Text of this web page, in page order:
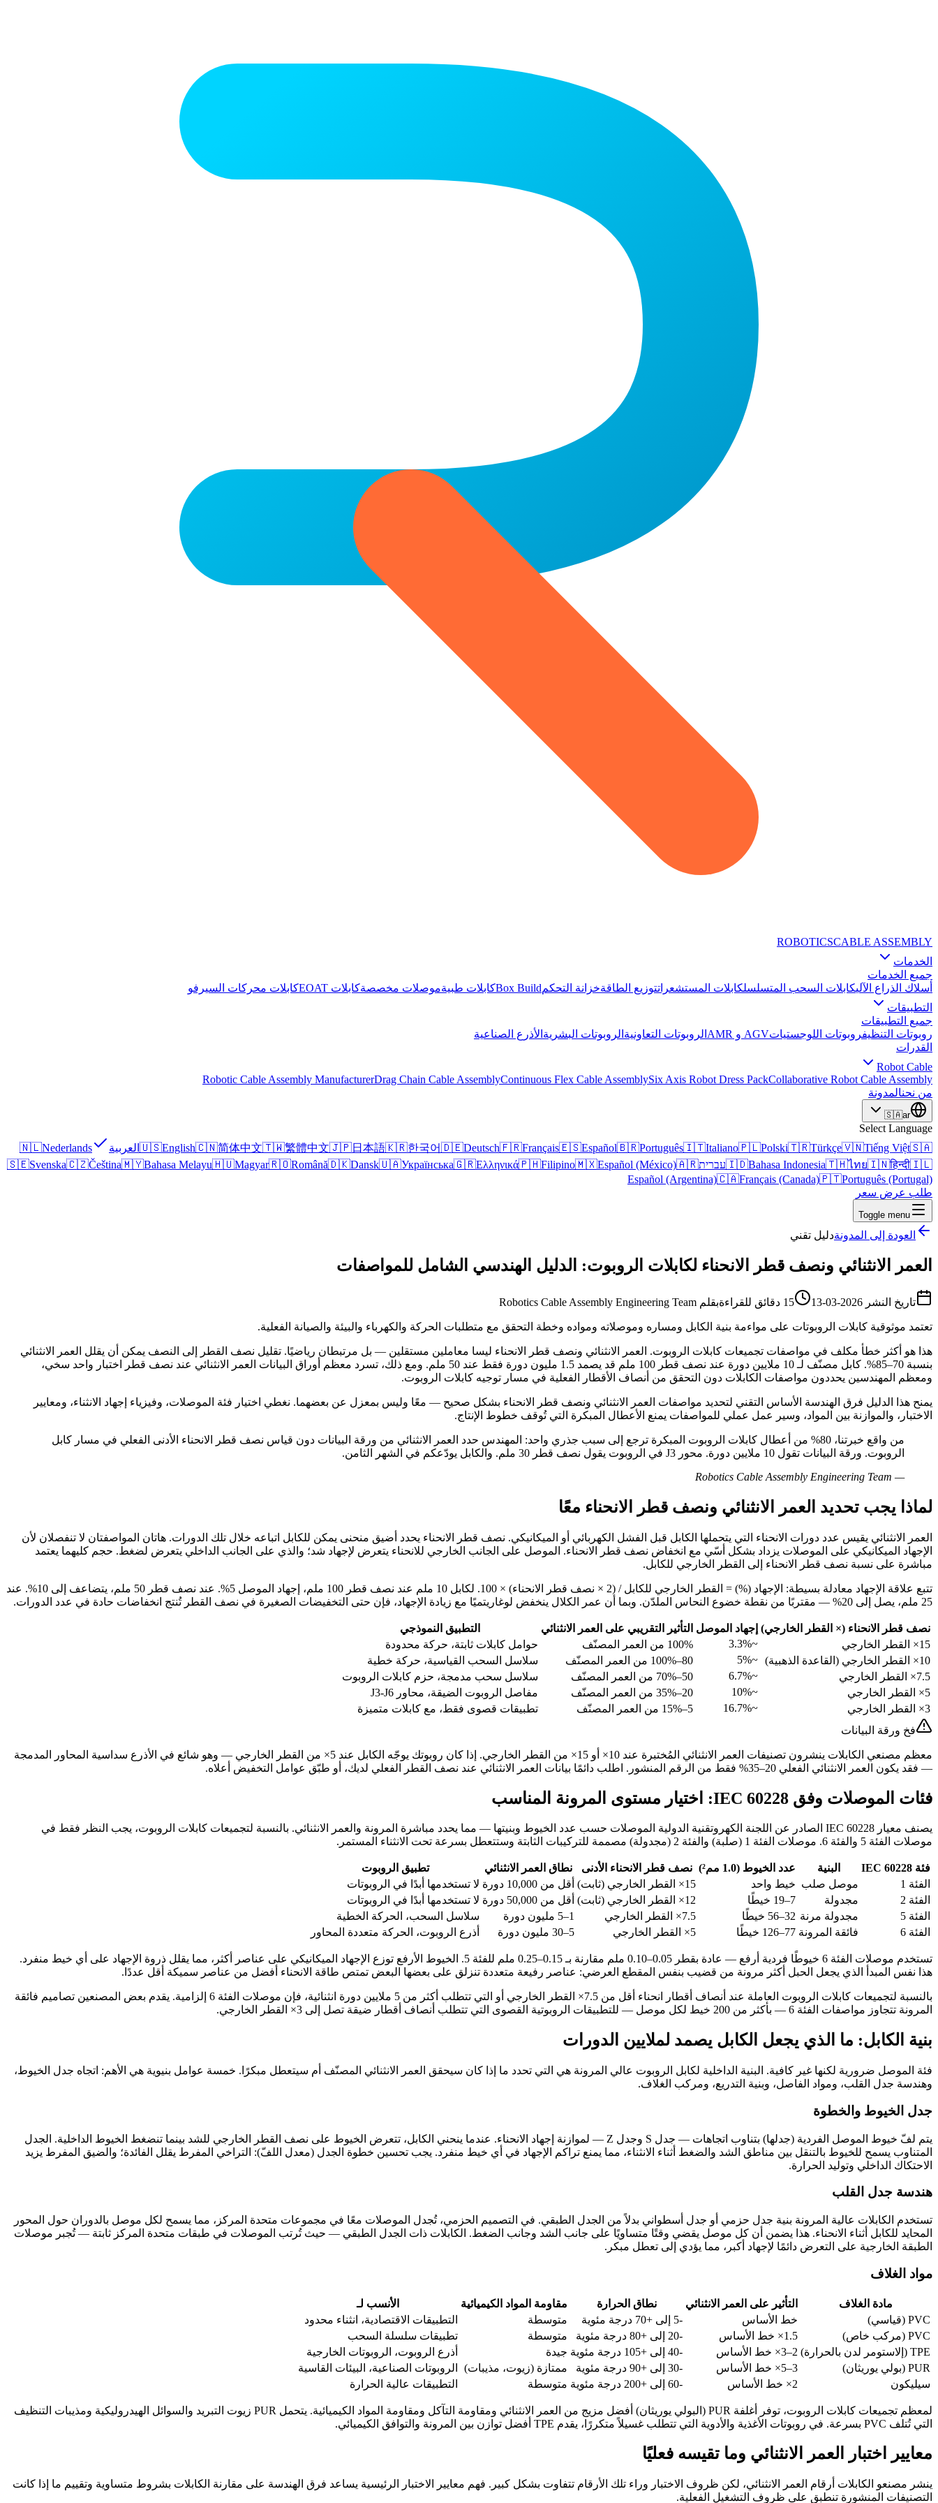
ROBOTICSCABLE ASSEMBLY
الخدمات
جميع الخدمات
أسلاك الذراع الآليكابلات السحب المتسلسلكابلات المستشعراتتوزيع الطاقةخزانة التحكمBox Buildكابلات طبيةموصلات مخصصةكابلات EOAT
كابلات محركات السيرفو
التطبيقات
جميع التطبيقات
روبوتات التنظيفروبوتات اللوجستياتAGV و AMR الروبوتات التعاونية الروبوتات البشرية الأذرع الصناعية
القدرات
Robot Cable
Robotic Cable Assembly ManufacturerDrag Chain Cable AssemblyContinuous Flex Cable AssemblySix Axis Robot Dress PackCollaborative Robot Cable Assembly
من نحنالمدونة
🇸🇦ar
Select Language
🇺🇸English🇨🇳简体中文🇹🇼繁體中文🇯🇵日本語🇰🇷한국어🇩🇪Deutsch🇫🇷Français🇪🇸Español🇧🇷Português🇮🇹Italiano🇵🇱Polski🇹🇷Türkçe🇻🇳Tiếng Việt🇸🇦 العربية 🇳🇱Nederlands
🇮🇩Bahasa Indonesia🇹🇭ไทย🇮🇳हिन्दी🇮🇱 עברית 🇸🇪Svenska🇨🇿Čeština🇲🇾Bahasa Melayu🇭🇺Magyar🇷🇴Română🇩🇰Dansk🇺🇦Українська🇬🇷Ελληνικά🇵🇭Filipino🇲🇽Español (México)🇦🇷
Español (Argentina)🇨🇦Français (Canada)🇵🇹Português (Portugal)
طلب عرض سعر
Toggle menu
العودة إلى المدونةدليل تقني
العمر الانثنائي ونصف قطر الانحناء لكابلات الروبوت: الدليل الهندسي الشامل للمواصفات
تاريخ النشر 2026-03-13 15 دقائق للقراءة بقلم Robotics Cable Assembly Engineering Team
تعتمد موثوقية كابلات الروبوتات على مواءمة بنية الكابل ومساره وموصلاته ومواده وخطة التحقق مع متطلبات الحركة والكهرباء والبيئة والصيانة الفعلية.
هذا هو أكثر خطأ مكلف في مواصفات تجميعات كابلات الروبوت. العمر الانثنائي ونصف قطر الانحناء ليسا معاملين مستقلين — بل مرتبطان رياضيًا. تقليل نصف القطر إلى النصف يمكن أن يقلل العمر الانثنائي
بنسبة 70–85%. كابل مصنّف لـ 10 ملايين دورة عند نصف قطر 100 ملم قد يصمد 1.5 مليون دورة فقط عند 50 ملم. ومع ذلك، تسرد معظم أوراق البيانات العمر الانثنائي عند نصف قطر اختبار واحد سخي،
ومعظم المهندسين يحددون مواصفات الكابلات دون التحقق من أنصاف الأقطار الفعلية في مسار توجيه كابلات الروبوت.
يمنح هذا الدليل فرق الهندسة الأساس التقني لتحديد مواصفات العمر الانثنائي ونصف قطر الانحناء بشكل صحيح — معًا وليس بمعزل عن بعضهما. نغطي اختيار فئة الموصلات، وفيزياء إجهاد الانثناء، ومعايير
الاختبار، والموازنة بين المواد، وسير عمل عملي للمواصفات يمنع الأعطال المبكرة التي تُوقف خطوط الإنتاج.
من واقع خبرتنا، 80% من أعطال كابلات الروبوت المبكرة ترجع إلى سبب جذري واحد: المهندس حدد العمر الانثنائي من ورقة البيانات دون قياس نصف قطر الانحناء الأدنى الفعلي في مسار كابل
الروبوت. ورقة البيانات تقول 10 ملايين دورة. محور J3 في الروبوت يقول نصف قطر 30 ملم. والكابل يودّعكم في الشهر الثامن.
—
Robotics Cable Assembly Engineering Team
لماذا يجب تحديد العمر الانثنائي ونصف قطر الانحناء معًا
العمر الانثنائي يقيس عدد دورات الانحناء التي يتحملها الكابل قبل الفشل الكهربائي أو الميكانيكي. نصف قطر الانحناء يحدد أضيق منحنى يمكن للكابل اتباعه خلال تلك الدورات. هاتان المواصفتان لا تنفصلان لأن
الإجهاد الميكانيكي على الموصلات يزداد بشكل أسّي مع انخفاض نصف قطر الانحناء. الموصل على الجانب الخارجي للانحناء يتعرض لإجهاد شد؛ والذي على الجانب الداخلي يتعرض لضغط. حجم كليهما يعتمد
مباشرة على نسبة نصف قطر الانحناء إلى القطر الخارجي للكابل.
تتبع علاقة الإجهاد معادلة بسيطة: الإجهاد (%) = القطر الخارجي للكابل / (2 × نصف قطر الانحناء) × 100. لكابل 10 ملم عند نصف قطر 100 ملم، إجهاد الموصل 5%. عند نصف قطر 50 ملم، يتضاعف إلى 10%. عند
25 ملم، يصل إلى 20% — مقتربًا من نقطة خضوع النحاس الملدّن. وبما أن عمر الكلال ينخفض لوغاريتميًا مع زيادة الإجهاد، فإن حتى التخفيضات الصغيرة في نصف القطر تُنتج انخفاضات حادة في عدد الدورات.
نصف قطر الانحناء (× القطر الخارجي) إجهاد الموصل التأثير التقريبي على العمر الانثنائي
التطبيق النموذجي
15× القطر الخارجي
~3.3% 100% من العمر المصنّف
حوامل كابلات ثابتة، حركة محدودة
10× القطر الخارجي (القاعدة الذهبية)
~5% 80–100% من العمر المصنّف
سلاسل السحب القياسية، حركة خطية
7.5× القطر الخارجي
~6.7% 50–70% من العمر المصنّف
سلاسل سحب مدمجة، حزم كابلات الروبوت
5× القطر الخارجي
~10% 20–35% من العمر المصنّف
مفاصل الروبوت الضيقة، محاور J3-J6
3× القطر الخارجي
~16.7% 5–15% من العمر المصنّف
تطبيقات قصوى فقط، مع كابلات متميزة
فخ ورقة البيانات
معظم مصنعي الكابلات ينشرون تصنيفات العمر الانثنائي المُختبرة عند 10× أو 15× من القطر الخارجي. إذا كان روبوتك يوجّه الكابل عند 5× من القطر الخارجي — وهو شائع في الأذرع سداسية المحاور المدمجة
— فقد يكون العمر الانثنائي الفعلي 20–35% فقط من الرقم المنشور. اطلب دائمًا بيانات العمر الانثنائي عند نصف القطر الفعلي لديك، أو طبّق عوامل التخفيض أعلاه.
فئات الموصلات وفق IEC 60228: اختيار مستوى المرونة المناسب
يصنف معيار IEC 60228 الصادر عن اللجنة الكهروتقنية الدولية الموصلات حسب عدد الخيوط وبنيتها — مما يحدد مباشرة المرونة والعمر الانثنائي. بالنسبة لتجميعات كابلات الروبوت، يجب النظر فقط في
موصلات الفئة 5 والفئة 6. موصلات الفئة 1 (صلبة) والفئة 2 (مجدولة) مصممة للتركيبات الثابتة وستتعطل بسرعة تحت الانثناء المستمر.
فئة IEC 60228 البنية عدد الخيوط (1.0 مم²) نصف قطر الانحناء الأدنى نطاق العمر الانثنائي
تطبيق الروبوت
الفئة 1
موصل صلب خيط واحد 15× القطر الخارجي (ثابت) أقل من 10,000 دورة
لا تستخدمها أبدًا في الروبوتات
الفئة 2
مجدولة 7–19 خيطًا 12× القطر الخارجي (ثابت) أقل من 50,000 دورة
لا تستخدمها أبدًا في الروبوتات
الفئة 5
مجدولة مرنة 32–56 خيطًا 7.5× القطر الخارجي 1–5 مليون دورة
سلاسل السحب، الحركة الخطية
الفئة 6
فائقة المرونة 77–126 خيطًا 5× القطر الخارجي 5–30 مليون دورة أذرع الروبوت، الحركة متعددة المحاور
تستخدم موصلات الفئة 6 خيوطًا فردية أرفع — عادة بقطر 0.05–0.10 ملم مقارنة بـ 0.15–0.25 ملم للفئة 5. الخيوط الأرفع توزع الإجهاد الميكانيكي على عناصر أكثر، مما يقلل ذروة الإجهاد على أي خيط منفرد.
هذا نفس المبدأ الذي يجعل الحبل أكثر مرونة من قضيب بنفس المقطع العرضي: عناصر رفيعة متعددة تنزلق على بعضها البعض تمتص طاقة الانحناء أفضل من عناصر سميكة أقل عددًا.
بالنسبة لتجميعات كابلات الروبوت العاملة عند أنصاف أقطار انحناء أقل من 7.5× القطر الخارجي أو التي تتطلب أكثر من 5 ملايين دورة انثنائية، فإن موصلات الفئة 6 إلزامية. يقدم بعض المصنعين تصاميم فائقة
المرونة تتجاوز مواصفات الفئة 6 — بأكثر من 200 خيط لكل موصل — للتطبيقات الروبوتية القصوى التي تتطلب أنصاف أقطار ضيقة تصل إلى 3× القطر الخارجي.
بنية الكابل: ما الذي يجعل الكابل يصمد لملايين الدورات
فئة الموصل ضرورية لكنها غير كافية. البنية الداخلية لكابل الروبوت عالي المرونة هي التي تحدد ما إذا كان سيحقق العمر الانثنائي المصنّف أم سيتعطل مبكرًا. خمسة عوامل بنيوية هي الأهم: اتجاه جدل الخيوط،
وهندسة جدل القلب، ومواد الفاصل، وبنية التدريع، ومركب الغلاف.
جدل الخيوط والخطوة
يتم لفّ خيوط الموصل الفردية (جدلها) بتناوب اتجاهات — جدل S وجدل Z — لموازنة إجهاد الانحناء. عندما ينحني الكابل، تتعرض الخيوط على نصف القطر الخارجي للشد بينما تنضغط الخيوط الداخلية. الجدل
المتناوب يسمح للخيوط بالتنقل بين مناطق الشد والضغط أثناء الانثناء، مما يمنع تراكم الإجهاد في أي خيط منفرد. يجب تحسين خطوة الجدل (معدل اللفّ): التراخي المفرط يقلل الفائدة؛ والضيق المفرط يزيد
الاحتكاك الداخلي وتوليد الحرارة.
هندسة جدل القلب
تستخدم الكابلات عالية المرونة بنية جدل حزمي أو جدل أسطواني بدلاً من الجدل الطبقي. في التصميم الحزمي، تُجدل الموصلات معًا في مجموعات متحدة المركز، مما يسمح لكل موصل بالدوران حول المحور
المحايد للكابل أثناء الانحناء. هذا يضمن أن كل موصل يقضي وقتًا متساويًا على جانب الشد وجانب الضغط. الكابلات ذات الجدل الطبقي — حيث تُرتب الموصلات في طبقات متحدة المركز ثابتة — تُجبر موصلات
الطبقة الخارجية على التعرض دائمًا لإجهاد أكبر، مما يؤدي إلى تعطل مبكر.
مواد الغلاف
مادة الغلاف التأثير على العمر الانثنائي نطاق الحرارة مقاومة المواد الكيميائية
الأنسب لـ
PVC (قياسي)
خط الأساس -5 إلى +70 درجة مئوية متوسطة
التطبيقات الاقتصادية، انثناء محدود
PVC (مركب خاص)
1.5× خط الأساس -20 إلى +80 درجة مئوية متوسطة
تطبيقات سلسلة السحب
TPE (إلاستومر لدن بالحرارة)
2–3× خط الأساس -40 إلى +105 درجة مئوية جيدة
أذرع الروبوت، الروبوتات الخارجية
PUR (بولي يوريثان)
3–5× خط الأساس -30 إلى +90 درجة مئوية ممتازة (زيوت، مذيبات)
الروبوتات الصناعية، البيئات القاسية
سيليكون
2× خط الأساس -60 إلى +200 درجة مئوية متوسطة التطبيقات عالية الحرارة
لمعظم تجميعات كابلات الروبوت، توفر أغلفة PUR (البولي يوريثان) أفضل مزيج من العمر الانثنائي ومقاومة التآكل ومقاومة المواد الكيميائية. يتحمل PUR زيوت التبريد والسوائل الهيدروليكية ومذيبات التنظيف
التي تُتلف PVC بسرعة. في روبوتات الأغذية والأدوية التي تتطلب غسيلاً متكررًا، يقدم TPE أفضل توازن بين المرونة والتوافق الكيميائي.
معايير اختبار العمر الانثنائي وما تقيسه فعليًا
ينشر مصنعو الكابلات أرقام العمر الانثنائي، لكن ظروف الاختبار وراء تلك الأرقام تتفاوت بشكل كبير. فهم معايير الاختبار الرئيسية يساعد فرق الهندسة على مقارنة الكابلات بشروط متساوية وتقييم ما إذا كانت
التصنيفات المنشورة تنطبق على ظروف التشغيل الفعلية.